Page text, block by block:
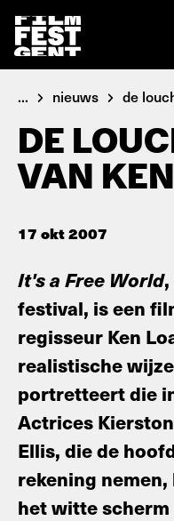
... nieuws de
DE
VAN
17 okt 2007
It's a Free World
festival, is een
regisseur Ken
realistische
portretteert die
Actrices
Ellis, die de
rekening
het witte